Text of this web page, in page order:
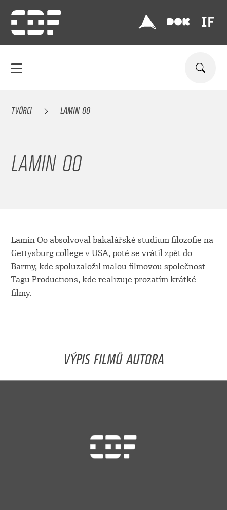
TVŮRCI LAMIN OO
LAMIN OO
Lamin Oo absolvoval bakalářské studium filozofie na
Gettysburg college v USA, poté se vrátil zpět do
Barmy, kde spoluzaložil malou filmovou společnost
Tagu Productions, kde realizuje prozatím krátké
filmy.
VÝPIS FILMŮ AUTORA